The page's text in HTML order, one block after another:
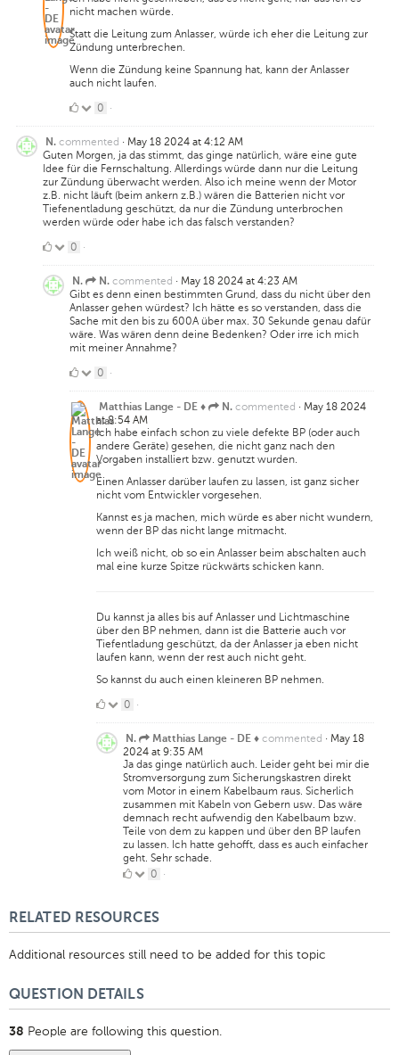
nicht machen würde.
Statt die Leitung zum Anlasser, würde ich eher die Leitung zur
Zündung unterbrechen.
Wenn die Zündung keine Spannung hat, kann der Anlasser
auch nicht laufen.
0
Likes
0 ·
N. commented · May 18 2024 at 4:12 AM
Guten Morgen, ja das stimmt, das ginge natürlich, wäre eine gute
Idee für die Fernschaltung. Allerdings würde dann nur die Leitung
zur Zündung überwacht werden. Also ich meine wenn der Motor
z.B. nicht läuft (beim ankern z.B.) wären die Batterien nicht vor
Tiefenentladung geschützt, da nur die Zündung unterbrochen
werden würde oder habe ich das falsch verstanden?
0
Likes
0 ·
N. N. commented · May 18 2024 at 4:23 AM
Gibt es denn einen bestimmten Grund, dass du nicht über den
Anlasser gehen würdest? Ich hätte es so verstanden, dass die
Sache mit den bis zu 600A über max. 30 Sekunde genau dafür
wäre. Was wären denn deine Bedenken? Oder irre ich mich
mit meiner Annahme?
0
Likes
0 ·
Matthias Lange - DE ♦ N. commented · May 18 2024
at 8:54 AM
Ich habe einfach schon zu viele defekte BP (oder auch
andere Geräte) gesehen, die nicht ganz nach den
Vorgaben installiert bzw. genutzt wurden.
Einen Anlasser darüber laufen zu lassen, ist ganz sicher
nicht vom Entwickler vorgesehen.
Kannst es ja machen, mich würde es aber nicht wundern,
wenn der BP das nicht lange mitmacht.
Ich weiß nicht, ob so ein Anlasser beim abschalten auch
mal eine kurze Spitze rückwärts schicken kann.
Du kannst ja alles bis auf Anlasser und Lichtmaschine
über den BP nehmen, dann ist die Batterie auch vor
Tiefentladung geschützt, da der Anlasser ja eben nicht
laufen kann, wenn der rest auch nicht geht.
So kannst du auch einen kleineren BP nehmen.
0
Likes
0 ·
N. Matthias Lange - DE ♦ commented · May 18
2024 at 9:35 AM
Ja das ginge natürlich auch. Leider geht bei mir die
Stromversorgung zum Sicherungskastren direkt
vom Motor in einem Kabelbaum raus. Sicherlich
zusammen mit Kabeln von Gebern usw. Das wäre
demnach recht aufwendig den Kabelbaum bzw.
Teile von dem zu kappen und über den BP laufen
zu lassen. Ich hatte gehofft, dass es auch einfacher
geht. Sehr schade.
00 ·
RELATED RESOURCES
Additional resources still need to be added for this topic
QUESTION DETAILS
38 People are following this question.